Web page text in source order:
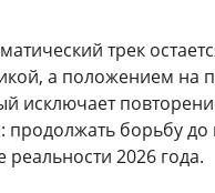
трек
а положением на
исключает
продолжать борьбу
реальности 2026 года.